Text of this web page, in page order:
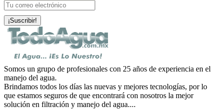
Somos un grupo de profesionales con 25 años de experiencia en el
manejo del agua.
Brindamos todos los días las nuevas y mejores tecnologías, por lo
que estamos seguros de que encontrará con nosotros la mejor
solución en filtración y manejo del agua....